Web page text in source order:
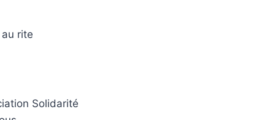
rite
Solidarité